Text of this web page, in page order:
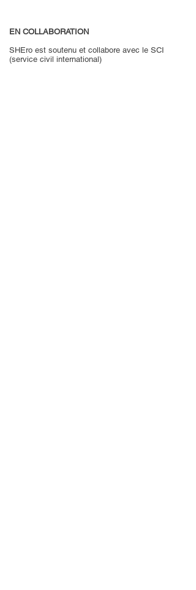
EN COLLABORATION
SHEro est soutenu et collabore avec le SCI
(service civil international)